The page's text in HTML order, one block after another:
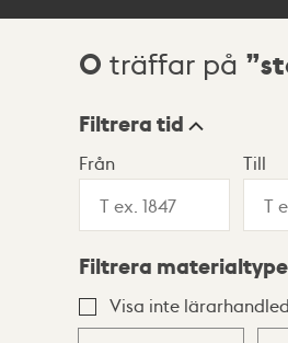
Sökresultat
0 träffar på
Visningsläge
Lista Karta
Filtrera tid
Från Till
Filtrera
Visa inte